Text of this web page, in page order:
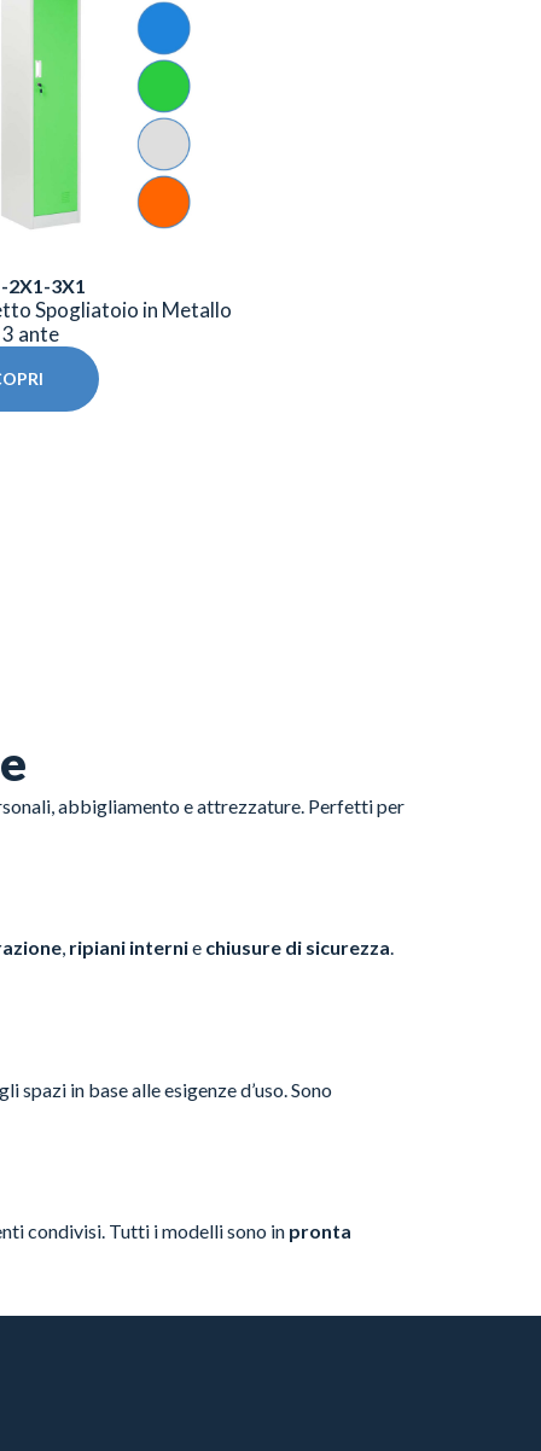
2X1-3X1
Spogliatoio in Metallo
ante
abbigliamento e attrezzature. Perfetti per
, ripiani internie chiusure di sicurezza.
in base alle esigenze d’uso. Sono
condivisi. Tutti i modelli sono in pronta